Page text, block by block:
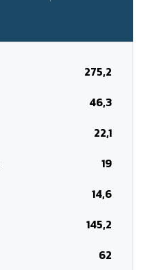
275,2
46,3
22,1
19
14,6
145,2
62